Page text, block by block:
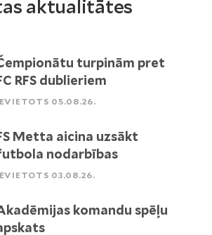
aktualitātes
turpinām pret
RFS dublieriem
05.08.26.
Metta aicina uzsākt
nodarbības
03.08.26.
komandu spēļu